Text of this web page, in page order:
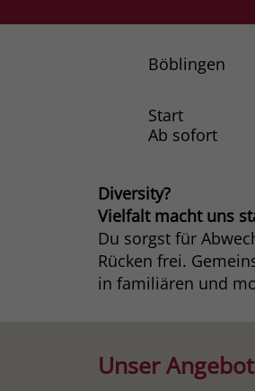
Böblingen
Start
Ab sofort
Diversity?
Vielfalt macht uns
Du sorgst für
Rücken frei.
in familiären und
Unser